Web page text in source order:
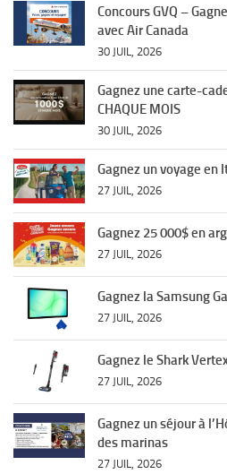
Concours GVQ –
avec Air Canada
30 JUIL, 2026
Gagnez une carte-
CHAQUE MOIS
30 JUIL, 2026
Gagnez un voyage en
27 JUIL, 2026
Gagnez 25 000$ en
27 JUIL, 2026
Gagnez la Samsung
27 JUIL, 2026
Gagnez le Shark
27 JUIL, 2026
Gagnez un séjour à
des marinas
27 JUIL, 2026